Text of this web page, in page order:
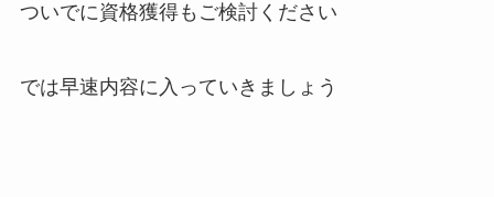
ついでに資格獲得もご検討ください
では早速内容に入っていきましょう